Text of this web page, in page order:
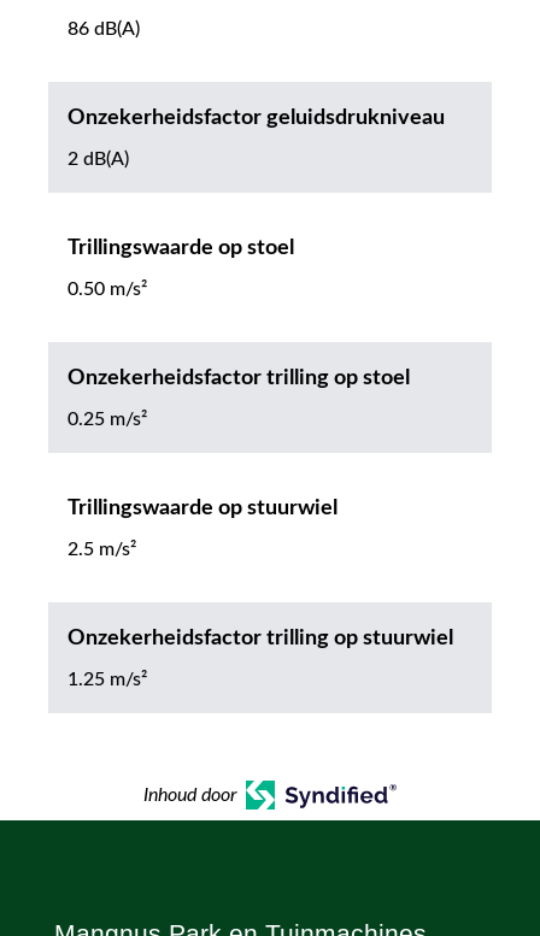
86 dB(A)
Onzekerheidsfactor geluidsdrukniveau
2 dB(A)
Trillingswaarde op stoel
0.50 m/s²
Onzekerheidsfactor trilling op stoel
0.25 m/s²
Trillingswaarde op stuurwiel
2.5 m/s²
Onzekerheidsfactor trilling op stuurwiel
1.25 m/s²
Inhoud door